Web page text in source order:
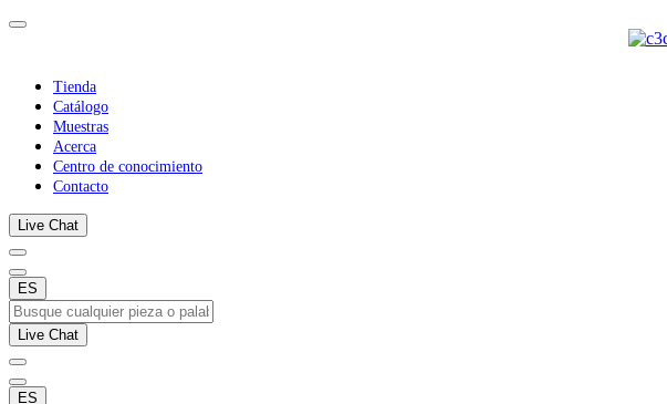
Tienda
Catálogo
Muestras
Acerca
Centro de conocimiento
Contacto
Live Chat
ES
Live Chat
ES